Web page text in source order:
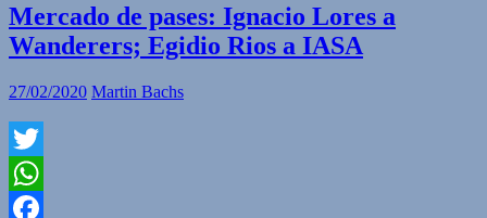
Mercado de pases: Ignacio Lores a
Wanderers; Egidio Rios a IASA
27/02/2020 Martin Bachs
Twitter
WhatsApp